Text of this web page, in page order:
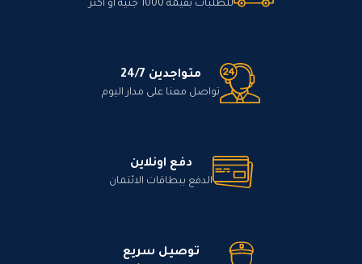
للطلبات بقيمة 1000 جنيه أو أكثر
متواجدين 24/7
تواصل معنا على مدار اليوم
دفع اونلاين
الدفع ببطاقات الائتمان
توصيل سريع